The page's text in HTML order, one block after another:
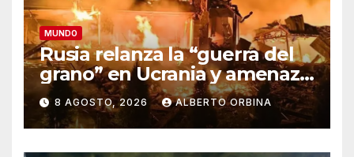
MUNDO
Rusia relanza la “guerra del
grano” en Ucrania y amenaza
el suministro global de
alimentos
8 AGOSTO, 2026 ALBERTO ORBINA